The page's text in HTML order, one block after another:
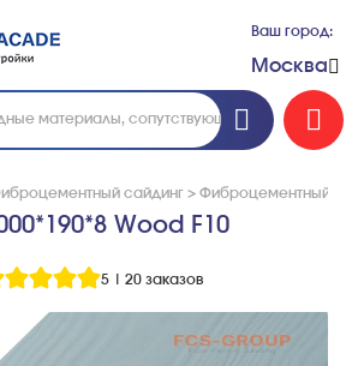
Ваш город:
Москва
сайдинг > Фиброцементный
Wood F10
5 20 заказов